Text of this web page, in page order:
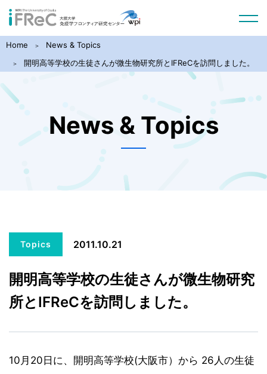
Home
News & Topics
開明高等学校の生徒さんが微生物研究所とIFReCを訪問しました。
News & Topics
Topics 2011.10.21
開明高等学校の生徒さんが微生物研究
所とIFReCを訪問しました。
10月20日に、開明高等学校(大阪市）から 26人の生徒